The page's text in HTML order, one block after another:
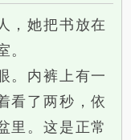
她把书放在
。
内裤上有一
看了两秒，依
里。这是正常